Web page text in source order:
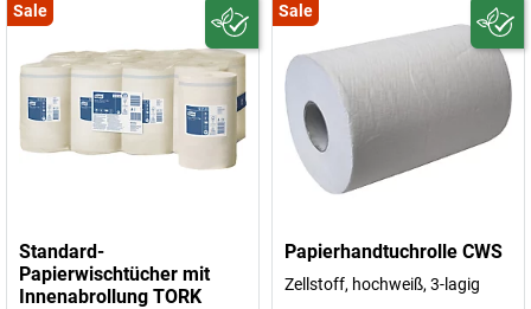
Sale
Standard-
Papierwischtücher mit
Innenabrollung TORK
Sale
Papierhandtuchrolle CWS
Zellstoff, hochweiß, 3-lagig